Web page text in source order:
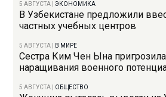
5 АВГУСТА |ЭКОНОМИКА
В Узбекистане предложили
частных учебных центров
5 АВГУСТА В МИРЕ
Сестра Ким Чен Ына
наращивания военного
5 АВГУСТА ОБЩЕСТВО